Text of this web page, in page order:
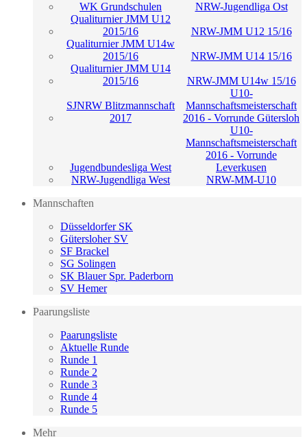
WK Grundschulen
NRW-Jugendliga Ost
Qualiturnier JMM U12
2015/16
NRW-JMM U12 15/16
Qualiturnier JMM U14w
2015/16
NRW-JMM U14 15/16
Qualiturnier JMM U14
2015/16
NRW-JMM U14w 15/16
SJNRW Blitzmannschaft
2017
U10-
Mannschaftsmeisterschaft
2016 - Vorrunde Gütersloh
Jugendbundesliga West
U10-
Mannschaftsmeisterschaft
2016 - Vorrunde
Leverkusen
NRW-Jugendliga West
NRW-MM-U10
Mannschaften
Düsseldorfer SK
Gütersloher SV
SF Brackel
SG Solingen
SK Blauer Spr. Paderborn
SV Hemer
Paarungsliste
Paarungsliste
Aktuelle Runde
Runde 1
Runde 2
Runde 3
Runde 4
Runde 5
Mehr